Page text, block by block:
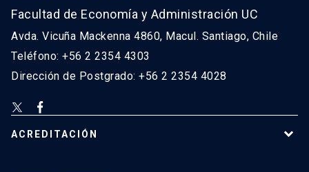
Facultad de Economía y Administración UC
Avda. Vicuña Mackenna 4860, Macul. Santiago, Chile
Teléfono: +56 2 2354 4303
Dirección de Postgrado: +56 2 2354 4028
ACREDITACIÓN